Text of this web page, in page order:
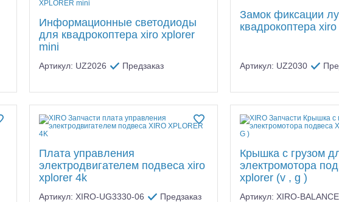
Шоссейки/дрифт/ралли Багги/трагги
Информационные светодиоды
для квадрокоптера xiro xplorer
mini
Артикул: UZ2026 Предзаказ
Замок фиксации
квадрокоптера
Артикул: UZ2030
Плата управления
электродвигателем подвеса xiro
xplorer 4k
Артикул: XIRO-UG3330-06 Предзаказ
Крышка с грузом
электромотора
xplorer (v , g )
Артикул: XIRO-BALANCE